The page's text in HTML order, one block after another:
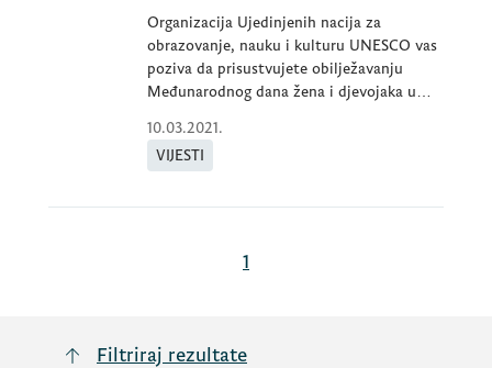
Organizacija Ujedinjenih nacija za
obrazovanje, nauku i kulturu UNESCO vas
poziva da prisustvujete obilježavanju
Međunarodnog dana žena i djevojaka u
10.03.2021.
VIJESTI
1
Filtriraj rezultate